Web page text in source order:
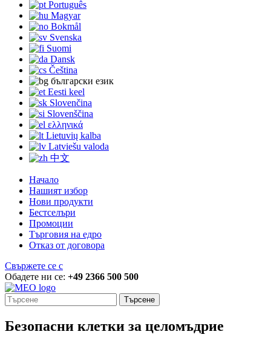
Português
Magyar
Bokmål
Svenska
Suomi
Dansk
Čeština
български език
Eesti keel
Slovenčina
Slovenščina
ελληνικά
Lietuvių kalba
Latviešu valoda
中文
Начало
Нашият избор
Нови продукти
Бестселъри
Промоции
Търговия на едро
Отказ от договора
Свържете се с
Обадете ни се: +49 2366 500 500
Търсене
Безопасни клетки за целомъдрие